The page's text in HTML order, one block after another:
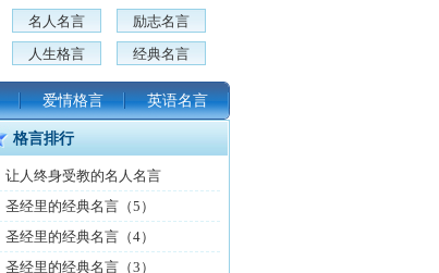
名人名言
励志名言
人生格言
经典名言
爱情格言 英语名言
格言排行
让人终身受教的名人名言
圣经里的经典名言（5）
圣经里的经典名言（4）
圣经里的经典名言（3）